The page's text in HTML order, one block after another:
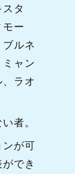
タ
ー
ルネ
ャン
ラオ
者。
ンが可
でき